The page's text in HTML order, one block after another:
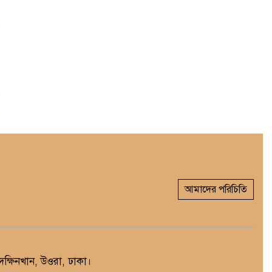
আমাদের পরিচিতি
উওরা, ঢাকা।